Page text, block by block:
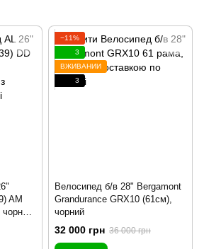
AM
чорно-
−11%
3
ВЖИВАНИЙ
3
Велосипед б/в 28" Bergamont
Grandurance GRX10 (61см),
чорний
32 000 грн 36 000 грн